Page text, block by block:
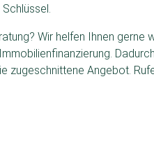
Wir helfen Ihnen gerne
zugeschnittene Angebot.